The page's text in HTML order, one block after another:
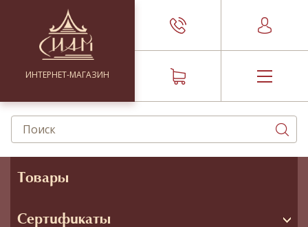
ИНТЕРНЕТ-МАГАЗИН
Товары
Сертификаты